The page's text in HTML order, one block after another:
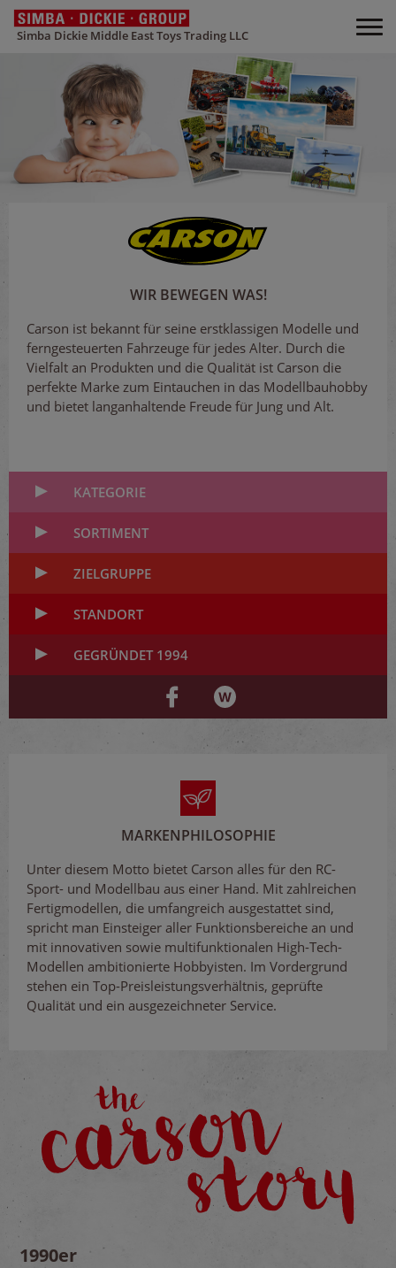
Simba Dickie Middle East Toys Trading LLC
WIR BEWEGEN WAS!
Carson ist bekannt für seine erstklassigen Modelle und
ferngesteuerten Fahrzeuge für jedes Alter. Durch die
Vielfalt an Produkten und die Qualität ist Carson die
perfekte Marke zum Eintauchen in das Modellbauhobby
und bietet langanhaltende Freude für Jung und Alt.
KATEGORIE
SORTIMENT
ZIELGRUPPE
STANDORT
GEGRÜNDET 1994
MARKENPHILOSOPHIE
Unter diesem Motto bietet Carson alles für den RC-
Sport- und Modellbau aus einer Hand. Mit zahlreichen
Fertigmodellen, die umfangreich ausgestattet sind,
spricht man Einsteiger aller Funktionsbereiche an und
mit innovativen sowie multifunktionalen High-Tech-
Modellen ambitionierte Hobbyisten. Im Vordergrund
stehen ein Top-Preisleistungsverhältnis, geprüfte
Qualität und ein ausgezeichneter Service.
1990er